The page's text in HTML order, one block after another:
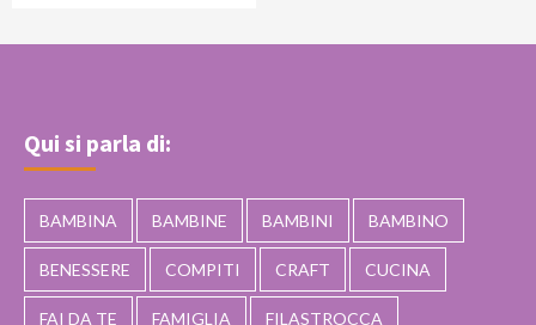
Qui si parla di:
BAMBINA BAMBINE BAMBINI BAMBINO
BENESSERE COMPITI CRAFT CUCINA
FAI DA TE FAMIGLIA FILASTROCCA